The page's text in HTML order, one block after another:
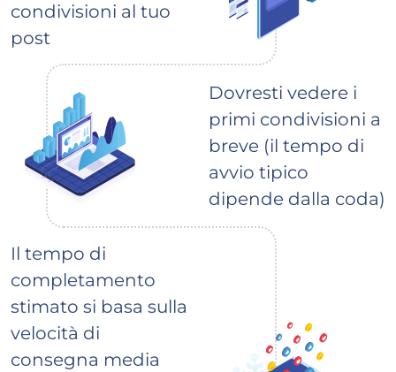
condivisioni al tuo
post
Dovresti vedere i
primi condivisioni a
breve (il tempo di
avvio tipico
dipende dalla coda)
Il tempo di
completamento
stimato si basa sulla
velocità di
consegna media